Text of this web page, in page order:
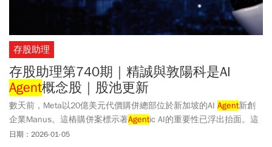
存股助理
存股助理第740期｜精誠與敦陽科是AI
Agent概念股｜股池更新
數天前，Meta以20億美元代價購併總部位於新加坡的AI Agent新創
企業Manus。這樁購併案標示著Agentic AI的重要性已浮出抬面。這
樣的產業趨勢攸關存股池的精誠(6214)與敦陽科(2480)的發展，值得
日期：2026-01-05